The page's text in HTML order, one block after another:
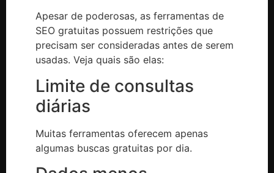
Apesar de poderosas, as ferramentas de
SEO gratuitas possuem restrições que
precisam ser consideradas antes de serem
usadas. Veja quais são elas:
Limite de consultas
diárias
Muitas ferramentas oferecem apenas
algumas buscas gratuitas por dia.